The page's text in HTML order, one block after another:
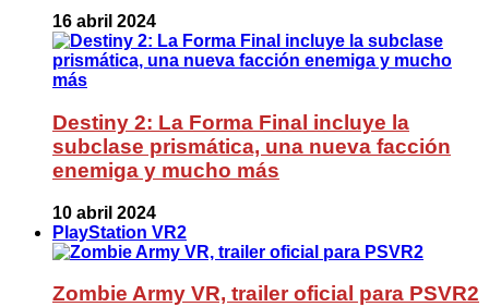
16 abril 2024
Destiny 2: La Forma Final incluye la
subclase prismática, una nueva facción
enemiga y mucho más
10 abril 2024
PlayStation VR2
Zombie Army VR, trailer oficial para PSVR2